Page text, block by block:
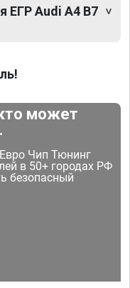
ЕГР Audi A4 B7
может
Чип Тюнинг
в 50+ городах РФ
безопасный